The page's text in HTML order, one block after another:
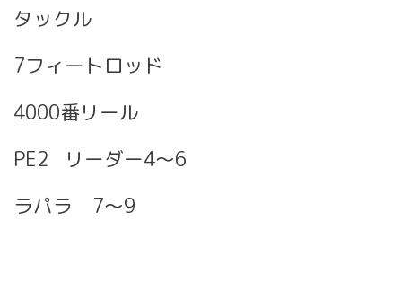
タックル
7フィートロッド
4000番リール
PE2
リーダー4〜6
ラパラ 7〜9